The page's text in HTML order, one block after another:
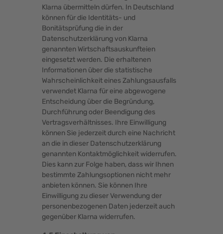
Klarna übermitteln dürfen. In Deutschland
können für die Identitäts- und
Bonitätsprüfung die in der
Datenschutzerklärung von Klarna
genannten Wirtschaftsauskunfteien
eingesetzt werden. Die erhaltenen
Informationen über die statistische
Wahrscheinlichkeit eines Zahlungsausfalls
verwendet Klarna für eine abgewogene
Entscheidung über die Begründung,
Durchführung oder Beendigung des
Vertragsverhältnisses. Ihre Einwilligung
können Sie jederzeit durch eine Nachricht
an die in dieser Datenschutzerklärung
genannten Kontaktmöglichkeit widerrufen.
Dies kann zur Folge haben, dass wir Ihnen
bestimmte Zahlungsoptionen nicht mehr
anbieten können. Sie können Ihre
Einwilligung zu dieser Verwendung der
personenbezogenen Daten jederzeit auch
gegenüber Klarna widerrufen.